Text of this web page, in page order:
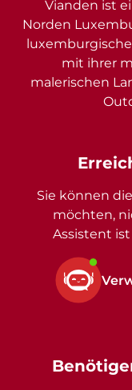
Sie können
möchten,
Assistent
Vianden ist
Norden
mit ihrer
malerischen